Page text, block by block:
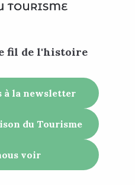
fil de l'histoire
à la newsletter
du Tourisme
voir